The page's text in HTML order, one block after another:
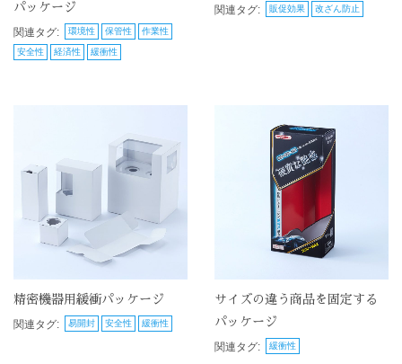
パッケージ
関連タグ:
環境性 保管性 作業性
安全性 経済性 緩衝性
関連タグ:
販促効果 改ざん防止
精密機器用緩衝パッケージ
関連タグ:
易開封 安全性 緩衝性
サイズの違う商品を固定する
パッケージ
関連タグ:
緩衝性